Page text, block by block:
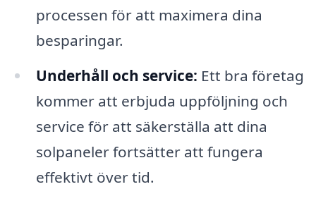
processen för att maximera dina
besparingar.
Underhåll och service: Ett bra företag
kommer att erbjuda uppföljning och
service för att säkerställa att dina
solpaneler fortsätter att fungera
effektivt över tid.